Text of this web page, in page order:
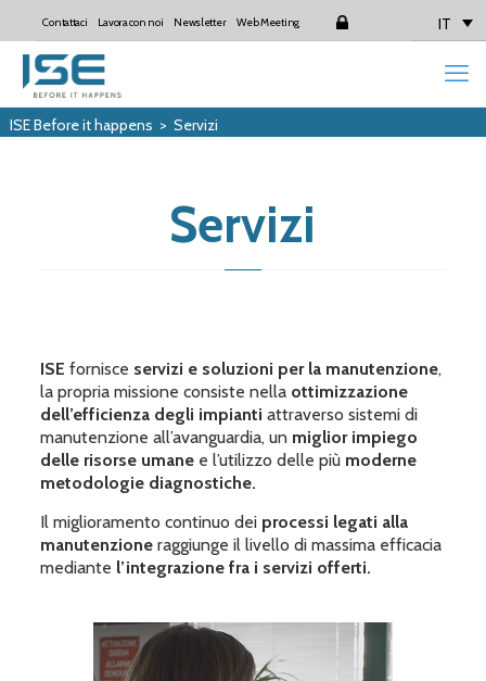
Contattaci Lavora con noi Newsletter Web Meeting IT
ISE Before it happens > Servizi
Servizi
ISE fornisce servizi e soluzioni per la manutenzione,
la propria missione consiste nella ottimizzazione
dell’efficienza degli impianti attraverso sistemi di
manutenzione all’avanguardia, un miglior impiego
delle risorse umanee l’utilizzo delle più moderne
metodologie diagnostiche.
Il miglioramento continuo dei processi legati alla
manutenzioneraggiunge il livello di massima efficacia
mediante l’integrazione fra i servizi offerti.